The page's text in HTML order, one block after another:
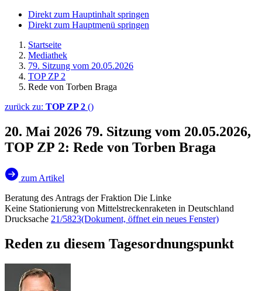
Direkt zum Hauptinhalt springen
Direkt zum Hauptmenü springen
Startseite
Mediathek
79. Sitzung vom 20.05.2026
TOP ZP 2
Rede von Torben Braga
zurück zu: TOP ZP 2 ()
20. Mai 2026 79. Sitzung vom 20.05.2026,
TOP ZP 2: Rede von Torben Braga
zum Artikel
Beratung des Antrags der Fraktion Die Linke
Keine Stationierung von Mittelstreckenraketen in Deutschland
Drucksache 21/5823(Dokument, öffnet ein neues Fenster)
Reden zu diesem Tagesordnungspunkt